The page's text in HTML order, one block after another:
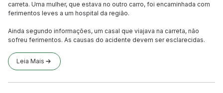
carreta. Uma mulher, que estava no outro carro, foi encaminhada com
ferimentos leves a um hospital da região.
Ainda segundo informações, um casal que viajava na carreta, não
sofreu ferimentos. As causas do acidente devem ser esclarecidas.
Leia Mais